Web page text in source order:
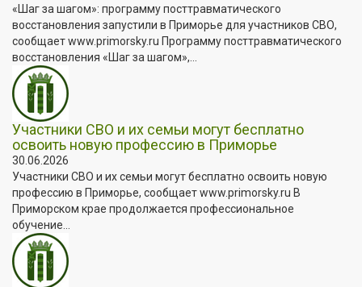
«Шаг за шагом»: программу посттравматического
восстановления запустили в Приморье для участников СВО,
сообщает www.primorsky.ru Программу посттравматического
восстановления «Шаг за шагом»,...
Участники СВО и их семьи могут бесплатно
освоить новую профессию в Приморье
30.06.2026
Участники СВО и их семьи могут бесплатно освоить новую
профессию в Приморье, сообщает www.primorsky.ru В
Приморском крае продолжается профессиональное
обучение...